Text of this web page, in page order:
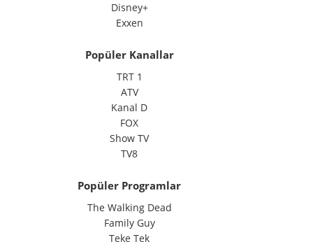
Disney+
Exxen
Popüler Kanallar
TRT 1
ATV
Kanal D
FOX
Show TV
TV8
Popüler Programlar
The Walking Dead
Family Guy
Teke Tek